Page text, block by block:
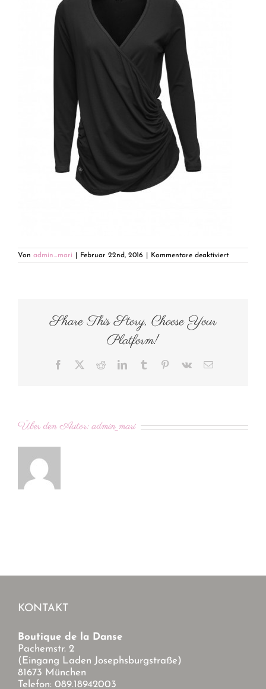
Von admin_mari Februar 22nd, 2016 Kommentare deaktiviertfür
papillon-
Share This Story, Choose Your
Platform!
Facebook RedditLinkedInTumblr Pinterest
Vk
E-
Über den Autor:admin_mari
KONTAKT
Boutique de la Danse
Pachemstr. 2
(Eingang Laden Josephsburgstraße)
81673 München
Telefon: 089.18942003